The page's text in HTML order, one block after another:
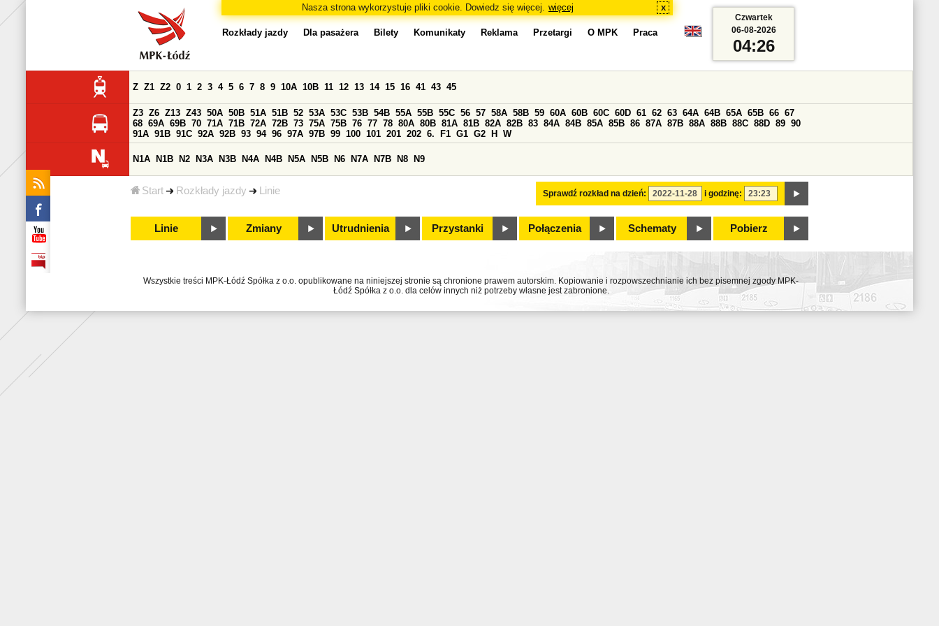
Nasza strona wykorzystuje pliki cookie. Dowiedz się więcej. więcej x
Start Rozkłady jazdy Linie
Rozkłady jazdy Dla pasażera Bilety Komunikaty Reklama Przetargi O MPK Praca
Sprawdź rozkład na dzień: i godzinę:
Z Z1 Z2 0 1 2 3 4 5 6 7 8 9 10A 10B 11 12 13 14 15 16 41 43 45
Z3 Z6 Z13 Z43 50A 50B 51A 51B 52 53A 53C 53B 54B 55A 55B 55C 56 57 58A 58B 59 60A 60B 60C 60D 61 62 63 64A 64B 65A 65B 66 67
68 69A 69B 70 71A 71B 72A 72B 73 75A 75B 76 77 78 80A 80B 81A 81B 82A 82B 83 84A 84B 85A 85B 86 87A 87B 88A 88B 88C 88D 89 90
91A 91B 91C 92A 92B 93 94 96 97A 97B 99 100 101 201 202 6. F1 G1 G2 H W
N1A N1B N2 N3A N3B N4A N4B N5A N5B N6 N7A N7B N8 N9
Linie Zmiany Utrudnienia Przystanki Połączenia Schematy Pobierz
Czwartek
06-08-2026
04:26
Wszystkie treści MPK-Łódź Spółka z o.o. opublikowane na niniejszej stronie są chronione prawem autorskim. Kopiowanie i rozpowszechnianie ich bez pisemnej zgody MPK-
Łódź Spółka z o.o. dla celów innych niż potrzeby własne jest zabronione.